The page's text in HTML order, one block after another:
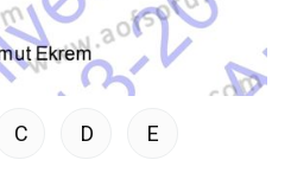
C D E